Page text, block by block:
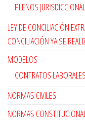
PLENOS
LEY DE CONCILIACIÓN
CONCILIACIÓN YA SE
MODELOS
CONTRATOS LABORALES
NORMAS CIVILES
NORMAS